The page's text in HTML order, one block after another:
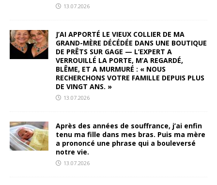
13.07.2026
J’AI APPORTÉ LE VIEUX COLLIER DE MA
GRAND-MÈRE DÉCÉDÉE DANS UNE BOUTIQUE
DE PRÊTS SUR GAGE — L’EXPERT A
VERROUILLÉ LA PORTE, M’A REGARDÉ,
BLÊME, ET A MURMURÉ : « NOUS
RECHERCHONS VOTRE FAMILLE DEPUIS PLUS
DE VINGT ANS. »
13.07.2026
Après des années de souffrance, j’ai enfin
tenu ma fille dans mes bras. Puis ma mère
a prononcé une phrase qui a bouleversé
notre vie.
13.07.2026